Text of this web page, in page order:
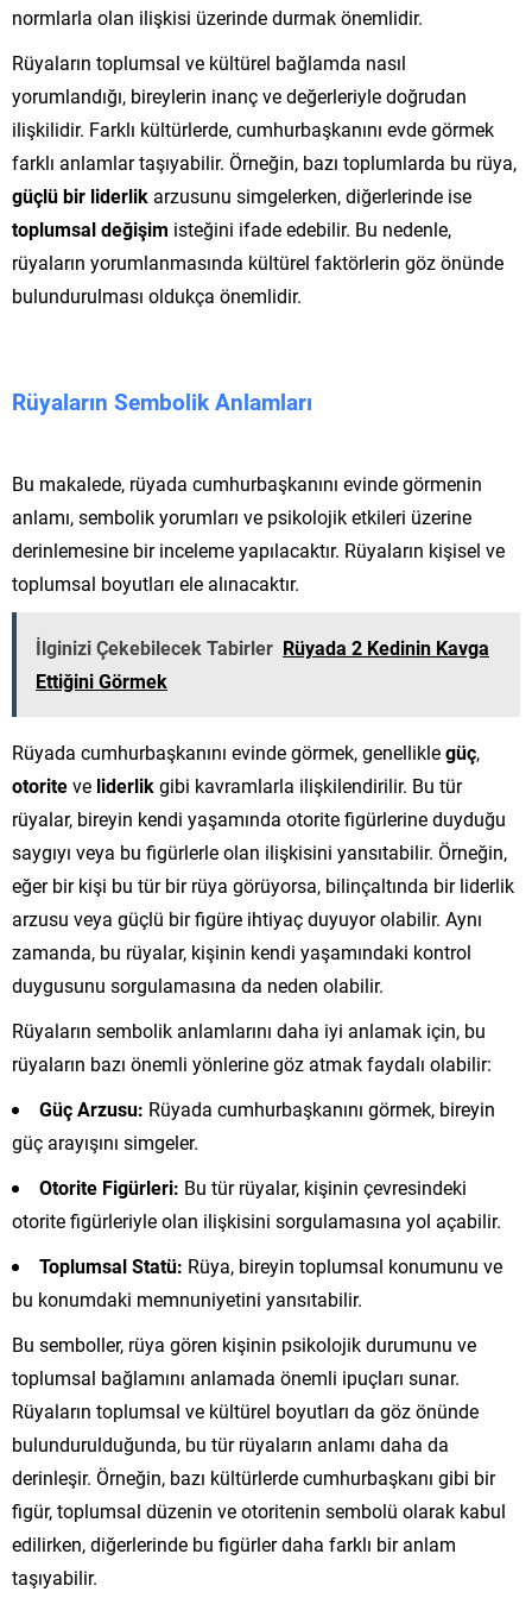
normlarla olan ilişkisi üzerinde durmak önemlidir.
Rüyaların toplumsal ve kültürel bağlamda nasıl
yorumlandığı, bireylerin inanç ve değerleriyle doğrudan
ilişkilidir. Farklı kültürlerde, cumhurbaşkanını evde görmek
farklı anlamlar taşıyabilir. Örneğin, bazı toplumlarda bu rüya,
güçlü bir liderlik arzusunu simgelerken, diğerlerinde ise
toplumsal değişim isteğini ifade edebilir. Bu nedenle,
rüyaların yorumlanmasında kültürel faktörlerin göz önünde
bulundurulması oldukça önemlidir.
Rüyaların Sembolik Anlamları
Bu makalede, rüyada cumhurbaşkanını evinde görmenin
anlamı, sembolik yorumları ve psikolojik etkileri üzerine
derinlemesine bir inceleme yapılacaktır. Rüyaların kişisel ve
toplumsal boyutları ele alınacaktır.
İlginizi Çekebilecek Tabirler Rüyada 2 Kedinin Kavga
Ettiğini Görmek
Rüyada cumhurbaşkanını evinde görmek, genelliklegüç,
otoriteve liderlikgibi kavramlarla ilişkilendirilir. Bu tür
rüyalar, bireyin kendi yaşamında otorite figürlerine duyduğu
saygıyı veya bu figürlerle olan ilişkisini yansıtabilir. Örneğin,
eğer bir kişi bu tür bir rüya görüyorsa, bilinçaltında bir liderlik
arzusu veya güçlü bir figüre ihtiyaç duyuyor olabilir. Aynı
zamanda, bu rüyalar, kişinin kendi yaşamındaki kontrol
duygusunu sorgulamasına da neden olabilir.
Rüyaların sembolik anlamlarını daha iyi anlamak için, bu
rüyaların bazı önemli yönlerine göz atmak faydalı olabilir:
Güç Arzusu: Rüyada cumhurbaşkanını görmek, bireyin
güç arayışını simgeler.
Otorite Figürleri: Bu tür rüyalar, kişinin çevresindeki
otorite figürleriyle olan ilişkisini sorgulamasına yol açabilir.
Toplumsal Statü: Rüya, bireyin toplumsal konumunu ve
bu konumdaki memnuniyetini yansıtabilir.
Bu semboller, rüya gören kişinin psikolojik durumunu ve
toplumsal bağlamını anlamada önemli ipuçları sunar.
Rüyaların toplumsal ve kültürel boyutları da göz önünde
bulundurulduğunda, bu tür rüyaların anlamı daha da
derinleşir. Örneğin, bazı kültürlerde cumhurbaşkanı gibi bir
figür, toplumsal düzenin ve otoritenin sembolü olarak kabul
edilirken, diğerlerinde bu figürler daha farklı bir anlam
taşıyabilir.